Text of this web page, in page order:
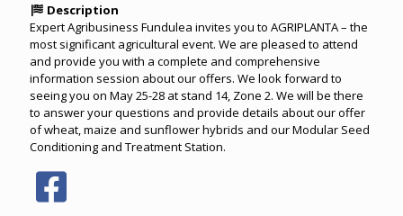
Description
Expert Agribusiness Fundulea invites you to AGRIPLANTA – the
most significant agricultural event. We are pleased to attend
and provide you with a complete and comprehensive
information session about our offers. We look forward to
seeing you on May 25-28 at stand 14, Zone 2. We will be there
to answer your questions and provide details about our offer
of wheat, maize and sunflower hybrids and our Modular Seed
Conditioning and Treatment Station.